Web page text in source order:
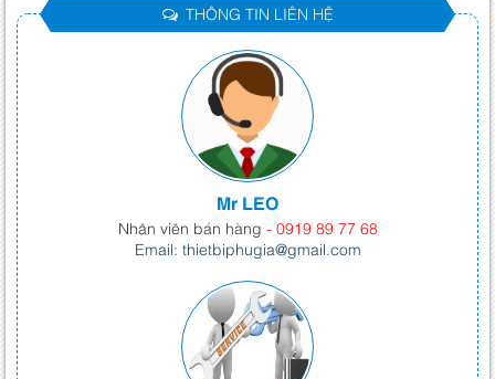
THÔNG TIN LIÊN HỆ
Mr LEO
Nhân viên bán hàng - 0919 89 77 68
Email: thietbiphugia@gmail.com